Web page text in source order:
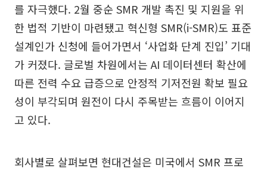
를 자극했다. 2월 중순 SMR 개발 촉진 및 지원을 위
한 법적 기반이 마련됐고 혁신형 SMR(i-SMR)도 표준
설계인가 신청에 들어가면서 ‘사업화 단계 진입’ 기대
가 커졌다. 글로벌 차원에서는 AI 데이터센터 확산에
따른 전력 수요 급증으로 안정적 기저전원 확보 필요
성이 부각되며 원전이 다시 주목받는 흐름이 이어지
고 있다.
회사별로 살펴보면 현대건설은 미국에서 SMR 프로